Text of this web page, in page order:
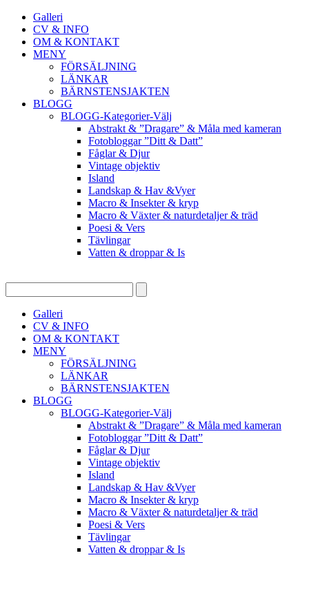
Galleri
CV & INFO
OM & KONTAKT
MENY
FÖRSÄLJNING
LÄNKAR
BÄRNSTENSJAKTEN
BLOGG
BLOGG-Kategorier-Välj
Abstrakt & ”Dragare” & Måla med kameran
Fotobloggar ”Ditt & Datt”
Fåglar & Djur
Vintage objektiv
Island
Landskap & Hav &Vyer
Macro & Insekter & kryp
Macro & Växter & naturdetaljer & träd
Poesi & Vers
Tävlingar
Vatten & droppar & Is
Galleri
CV & INFO
OM & KONTAKT
MENY
FÖRSÄLJNING
LÄNKAR
BÄRNSTENSJAKTEN
BLOGG
BLOGG-Kategorier-Välj
Abstrakt & ”Dragare” & Måla med kameran
Fotobloggar ”Ditt & Datt”
Fåglar & Djur
Vintage objektiv
Island
Landskap & Hav &Vyer
Macro & Insekter & kryp
Macro & Växter & naturdetaljer & träd
Poesi & Vers
Tävlingar
Vatten & droppar & Is